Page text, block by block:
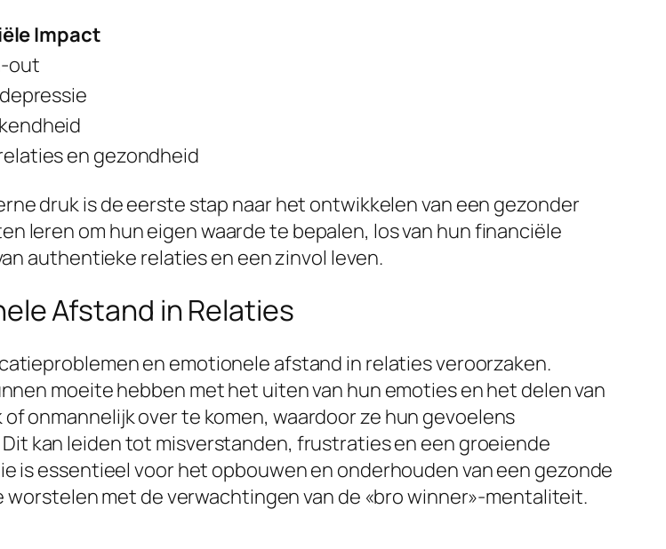
Impact
out
en gezondheid
druk is de eerste stap naar het ontwikkelen van een gezonder
leren om hun eigen waarde te bepalen, los van hun financiële
authentieke relaties en een zinvol leven.
Afstand in Relaties
en emotionele afstand in relaties veroorzaken.
moeite hebben met het uiten van hun emoties en het delen van
onmannelijk over te komen, waardoor ze hun gevoelens
kan leiden tot misverstanden, frustraties en een groeiende
is essentieel voor het opbouwen en onderhouden van een gezonde
met de verwachtingen van de «bro winner»-mentaliteit.